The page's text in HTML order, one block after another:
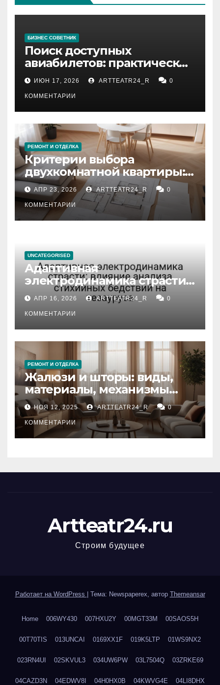
БИЗНЕС СОВЕТНИК
Поиск доступных
авиабилетов: практические
рекомендации
ИЮН 17, 2026 ARTTEATR24_R 0
КОММЕНТАРИИ
РЕМОНТ И ОТДЕЛКА
Критерии выбора
двухкомнатной квартиры:
планировка, площадь,
состояние и документация
АПР 23, 2026 ARTTEATR24_R 0
КОММЕНТАРИИ
UNCATEGORISED
Адаптивная
электродинамика страсти:
влияние анализа
стихийных бедствий на
тезауруса
АПР 16, 2026 ARTTEATR24_R 0
КОММЕНТАРИИ
РЕМОНТ И ОТДЕЛКА
Жалюзи и шторы: виды,
материалы, механизмы
управления и уход
НОЯ 12, 2025 ARTTEATR24_R 0
КОММЕНТАРИИ
Artteatr24.ru
Строим будущее
Работает на WordPress Тема: Newspaperex, автор Themeansar
Home 006WY430 007HXU2Y 00MGT33M 00SAOS5H
00T70TIS 013UNCAI 0169XX1F 019K5LTP 01WS9NX2
023RN4UI 02SKVUL3 034UW6PW 03L7504Q 03ZRKE69
04CAZD3N 04EDWV8I 04H0HX0B 04KWVG4E 04LI8DHX